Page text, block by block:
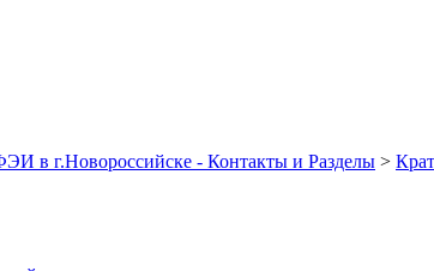
в г.Новороссийске - Контакты и Разделы >